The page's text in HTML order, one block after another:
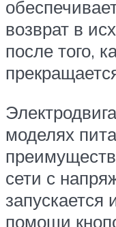
возврат в
после того,
моделях
сети с
запускается
помощи